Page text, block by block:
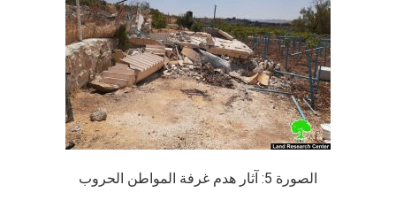
الصورة 5: آثار هدم غرفة المواطن الحروب